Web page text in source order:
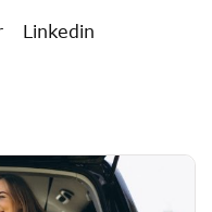
Linkedin